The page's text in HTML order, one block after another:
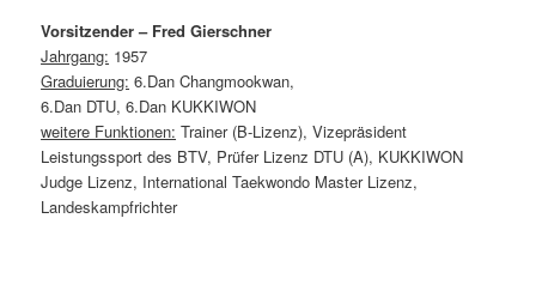
Vorsitzender – Fred Gierschner
Jahrgang: 1957
Graduierung: 6.Dan Changmookwan,
6.Dan DTU, 6.Dan KUKKIWON
weitere Funktionen: Trainer (B-Lizenz), Vizepräsident
Leistungssport des BTV, Prüfer Lizenz DTU (A), KUKKIWON
Judge Lizenz, International Taekwondo Master Lizenz,
Landeskampfrichter